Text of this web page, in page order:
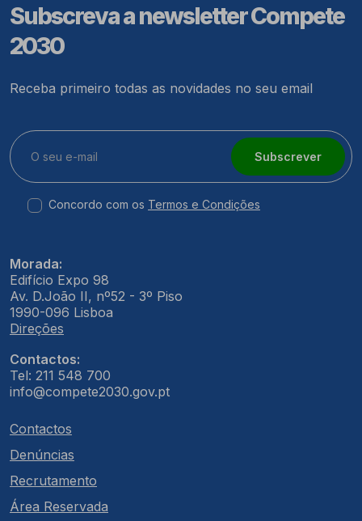
Subscreva a newsletter Compete
2030
Receba primeiro todas as novidades no seu email
Subscrever
Concordo com os Termos e Condições
Morada:
Edifício Expo 98
Av. D.João II, nº52 - 3º Piso
1990-096 Lisboa
Direções
Contactos:
Tel: 211 548 700
info@compete2030.gov.pt
Contactos
Denúncias
Recrutamento
Área Reservada